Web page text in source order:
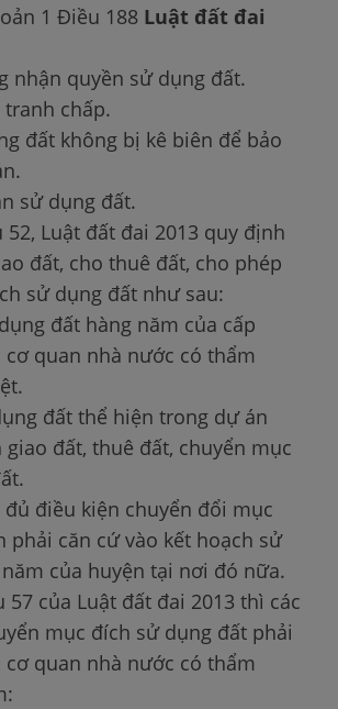
1 Điều 188 Luật đất đai
nhận quyền sử dụng đất.
chấp.
đất không bị kê biên để bảo
sử dụng đất.
Luật đất đai 2013 quy định
đất, cho thuê đất, cho phép
sử dụng đất như sau:
đất hàng năm của cấp
quan nhà nước có thẩm
đất thể hiện trong dự án
đất, thuê đất, chuyển mục
điều kiện chuyển đổi mục
phải căn cứ vào kết hoạch sử
của huyện tại nơi đó nữa.
57 của Luật đất đai 2013 thì các
mục đích sử dụng đất phải
quan nhà nước có thẩm